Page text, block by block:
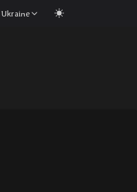
Ukraine